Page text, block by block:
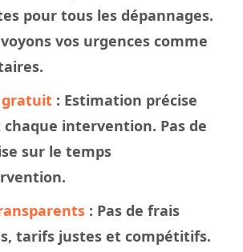
pour tous les dépannages.
voyons vos urgences comme
gratuit : Estimation précise
intervention. Pas de
sur le temps
: Pas de frais
tarifs justes et compétitifs.